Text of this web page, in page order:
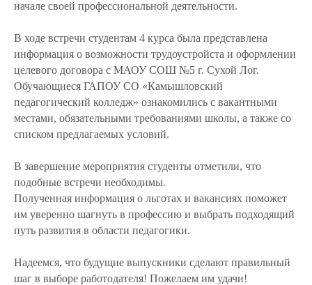
начале своей профессиональной деятельности.
В ходе встречи студентам 4 курса была представлена
информация о возможности трудоустройста и оформлении
целевого договора с МАОУ СОШ №5 г. Сухой Лог.
Обучающиеся ГАПОУ СО «Камышловский
педагогический колледж» ознакомились с вакантными
местами, обязательными требованиями школы, а также со
списком предлагаемых условий.
В завершение мероприятия студенты отметили, что
подобные встречи необходимы.
Полученная информация о льготах и вакансиях поможет
им уверенно шагнуть в профессию и выбрать подходящий
путь развития в области педагогики.
Надеемся, что будущие выпускники сделают правильный
шаг в выборе работодателя! Пожелаем им удачи!